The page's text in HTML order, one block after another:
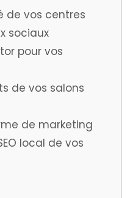
de vos centres
sociaux
pour vos
de vos salons
de marketing
local de vos